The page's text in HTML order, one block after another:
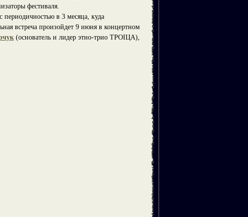
фестиваля.
периодичностью в 3 месяца, куда
встреча произойдет 9 июня в концертном
(основатель и лидер этно-трио ТРОІЦА),